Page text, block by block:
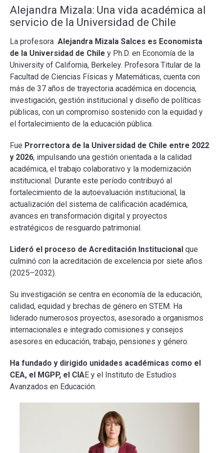
Alejandra Mizala: Una vida académica al
servicio de la Universidad de Chile
La profesora Alejandra Mizala Salces es Economista
de la Universidad de Chile y Ph.D. en Economía de la
University of California, Berkeley. Profesora Titular de la
Facultad de Ciencias Físicas y Matemáticas, cuenta con
más de 37 años de trayectoria académica en docencia,
investigación, gestión institucional y diseño de políticas
públicas, con un compromiso sostenido con la equidad y
el fortalecimiento de la educación pública.
Fue Prorrectora de la Universidad de Chile entre 2022
y 2026, impulsando una gestión orientada a la calidad
académica, el trabajo colaborativo y la modernización
institucional. Durante este período contribuyó al
fortalecimiento de la autoevaluación institucional, la
actualización del sistema de calificación académica,
avances en transformación digital y proyectos
estratégicos de resguardo patrimonial.
Lideró el proceso de Acreditación Institucional que
culminó con la acreditación de excelencia por siete años
(2025–2032).
Su investigación se centra en economía de la educación,
calidad, equidad y brechas de género en STEM. Ha
liderado numerosos proyectos, asesorado a organismos
internacionales e integrado comisiones y consejos
asesores en educación, trabajo, pensiones y género.
Ha fundado y dirigido unidades académicas como el
CEA, el MGPP, el CIAE y el Instituto de Estudios
Avanzados en Educación.